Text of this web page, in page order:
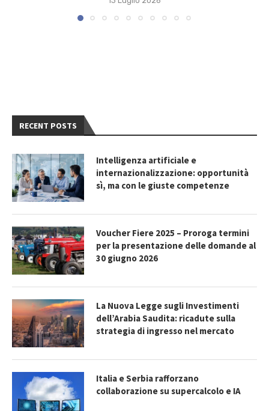
RECENT POSTS
Intelligenza artificiale e
internazionalizzazione: opportunità
sì, ma con le giuste competenze
Voucher Fiere 2025 – Proroga termini
per la presentazione delle domande al
30 giugno 2026
La Nuova Legge sugli Investimenti
dell’Arabia Saudita: ricadute sulla
strategia di ingresso nel mercato
Italia e Serbia rafforzano
collaborazione su supercalcolo e IA